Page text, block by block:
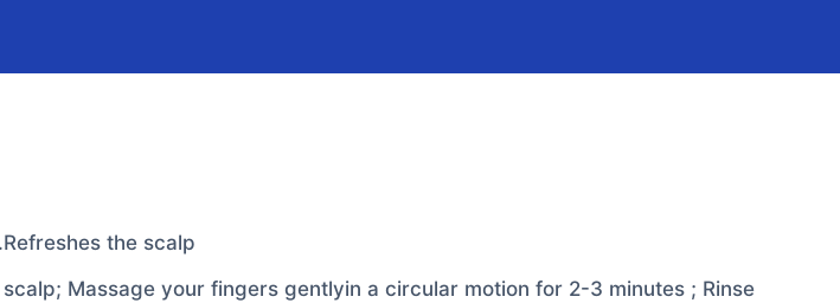
the scalp
Massage your fingers gentlyin a circular motion for 2-3 minutes ; Rinse